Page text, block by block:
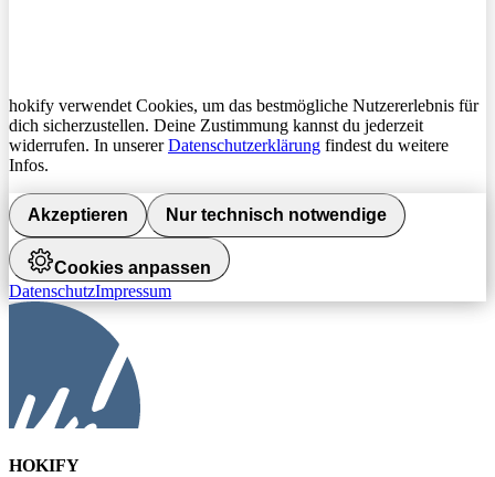
hokify verwendet Cookies, um das bestmögliche Nutzererlebnis für
dich sicherzustellen. Deine Zustimmung kannst du jederzeit
widerrufen. In unsererDatenschutzerklärung findest du weitere
Infos.
Akzeptieren Nur technisch notwendige
Cookies anpassen
DatenschutzImpressum
HOKIFY